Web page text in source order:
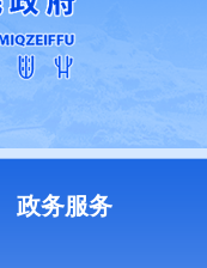
政务服务